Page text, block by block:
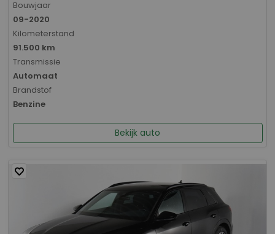
Bouwjaar
09-2020
Kilometerstand
91.500 km
Transmissie
Automaat
Brandstof
Benzine
Bekijk auto